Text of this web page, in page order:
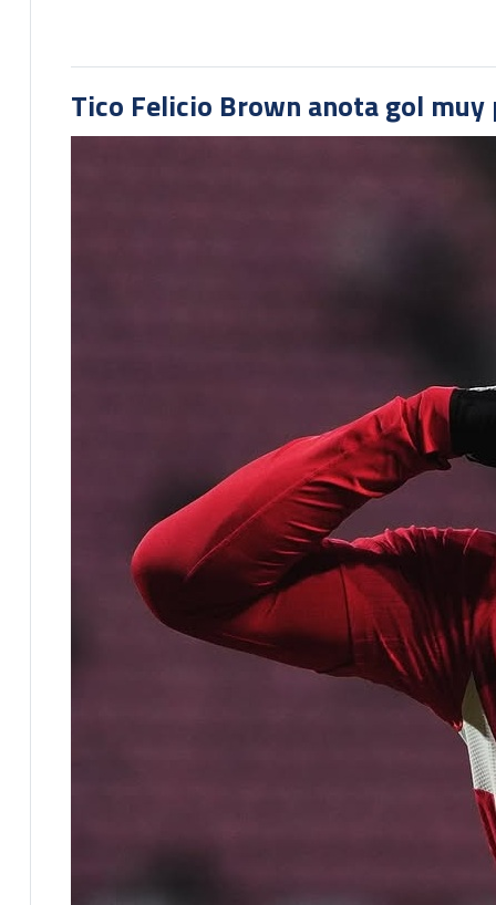
Tico Felicio Brown anota gol muy